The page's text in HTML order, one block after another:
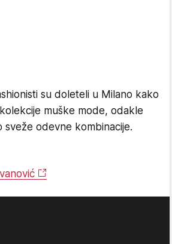
su doleteli u Milano kako
muške mode, odakle
sveže odevne kombinacije.